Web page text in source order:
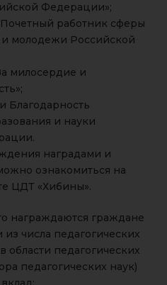
Федерации»;
работник сферы
и молодежи Российской
милосердие и
Благодарность
и науки
наградами и
ознакомиться на
ЦДТ «Хибины».
награждаются граждане
числа педагогических
области педагогических
педагогических наук)